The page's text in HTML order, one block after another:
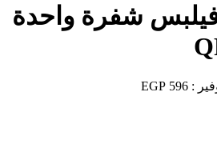
فيلبس شفرة واحدة
:
596 EGP